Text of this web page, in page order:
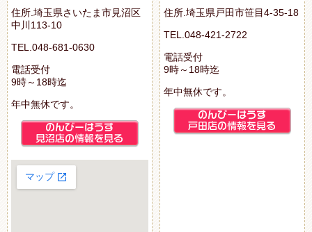
住所.埼玉県さいたま市見沼区
中川113-10
TEL.048-681-0630
電話受付
9時～18時迄
年中無休です。
住所.埼玉県戸田市笹目4-35-18
TEL.048-421-2722
電話受付
9時～18時迄
年中無休です。